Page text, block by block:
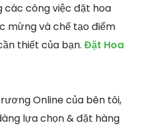
công việc đặt hoa
mừng và chế tạo điểm
thiết của bạn. Đặt Hoa
Online của bên tôi,
lựa chọn & đặt hàng